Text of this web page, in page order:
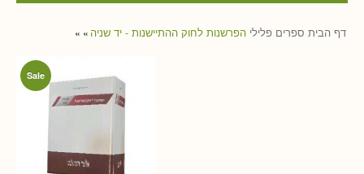
דף הבית » ספרים פלילי » הפרשנות לחוק ההתיישנות - יד שניה
Sale